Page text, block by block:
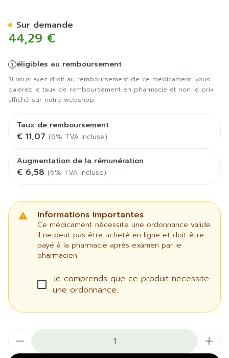
44,29 €
éligibles au remboursement
Si vous avez droit au remboursement de ce médicament, vous
paierez le taux de remboursement en pharmacie et non le prix
affiché sur notre webshop.
Taux de remboursement
€ 11,07 (6% TVA incluse)
Augmentation de la rémunération
€ 6,58 (6% TVA incluse)
Informations importantes
Ce médicament nécessite une ordonnance valide.
Il ne peut pas être acheté en ligne et doit être
payé à la pharmacie après examen par le
pharmacien.
Je comprends que ce produit nécessite
une ordonnance.
Sur demande